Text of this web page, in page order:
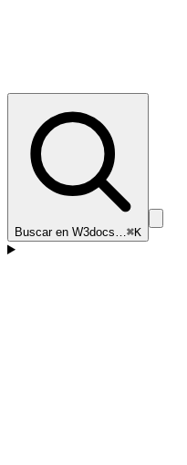
Buscar en W3docs…⌘K